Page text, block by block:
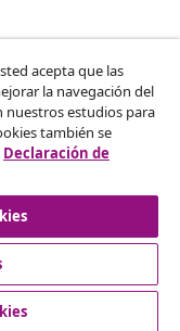
acepta que las
la navegación del
nuestros estudios para
también se
Declaración de